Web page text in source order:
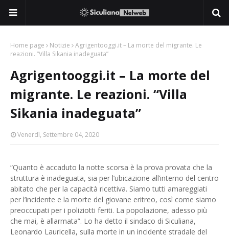
Home page Notizie
Agrigentooggi.it – La morte del migrante. Le
reazioni. “Villa Sikania inadeguata”
Agrigentooggi.it – La morte del
migrante. Le reazioni. “Villa
Sikania inadeguata”
Venerdì, Settembre 04, 2020
“Quanto è accaduto la notte scorsa è la prova provata che la
struttura è inadeguata, sia per l’ubicazione all’interno del centro
abitato che per la capacità ricettiva. Siamo tutti amareggiati
per l’incidente e la morte del giovane eritreo, così come siamo
preoccupati per i poliziotti feriti. La popolazione, adesso più
che mai, è allarmata”. Lo ha detto il sindaco di Siculiana,
Leonardo Lauricella, sulla morte in un incidente stradale del